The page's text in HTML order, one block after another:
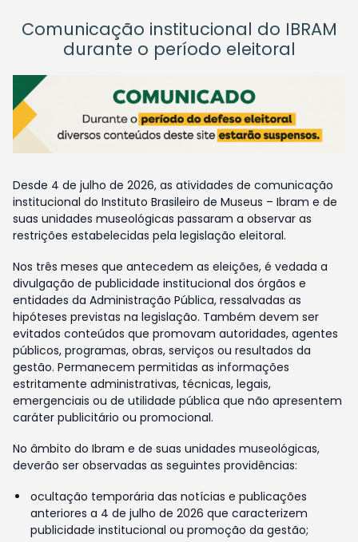
Comunicação institucional do IBRAM
durante o período eleitoral
Desde 4 de julho de 2026, as atividades de comunicação
institucional do Instituto Brasileiro de Museus – Ibram e de
suas unidades museológicas passaram a observar as
restrições estabelecidas pela legislação eleitoral.
Nos três meses que antecedem as eleições, é vedada a
divulgação de publicidade institucional dos órgãos e
entidades da Administração Pública, ressalvadas as
hipóteses previstas na legislação. Também devem ser
evitados conteúdos que promovam autoridades, agentes
públicos, programas, obras, serviços ou resultados da
gestão. Permanecem permitidas as informações
estritamente administrativas, técnicas, legais,
emergenciais ou de utilidade pública que não apresentem
caráter publicitário ou promocional.
No âmbito do Ibram e de suas unidades museológicas,
deverão ser observadas as seguintes providências:
ocultação temporária das notícias e publicações
anteriores a 4 de julho de 2026 que caracterizem
publicidade institucional ou promoção da gestão;